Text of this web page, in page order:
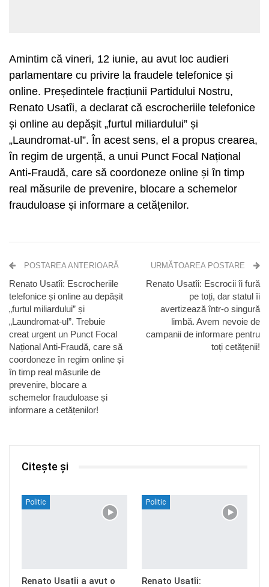
Amintim că vineri, 12 iunie, au avut loc audieri
parlamentare cu privire la fraudele telefonice și
online. Președintele fracțiunii Partidului Nostru,
Renato Usatîi, a declarat că escrocheriile telefonice
și online au depășit „furtul miliardului” și
„Laundromat-ul”. În acest sens, el a propus crearea,
în regim de urgență, a unui Punct Focal Național
Anti-Fraudă, care să coordoneze online și în timp
real măsurile de prevenire, blocare a schemelor
frauduloase și informare a cetățenilor.
POSTAREA ANTERIOARĂ
Renato Usatîi: Escrocheriile
telefonice și online au depășit
„furtul miliardului” și
„Laundromat-ul”. Trebuie
creat urgent un Punct Focal
Național Anti-Fraudă, care să
coordoneze în regim online și
în timp real măsurile de
prevenire, blocare a
schemelor frauduloase și
informare a cetățenilor!
URMĂTOAREA POSTARE
Renato Usatîi: Escrocii îi fură
pe toți, dar statul îi
avertizează într-o singură
limbă. Avem nevoie de
campanii de informare pentru
toți cetățenii!
Citește și
Politic
Renato Usatîi a avut o
Politic
Renato Usatîi: